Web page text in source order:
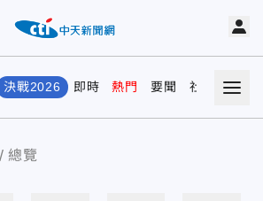
決戰2026 即時 熱門 要聞 社會 娛樂
總覽